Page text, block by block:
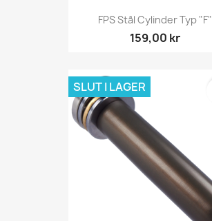
FPS Stål Cylinder Typ "F"
159,00 kr
SLUT I LAGER